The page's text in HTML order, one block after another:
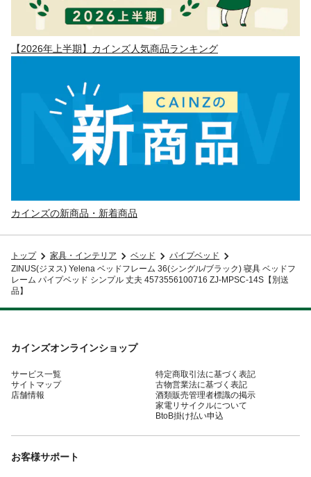
【2026年上半期】カインズ人気商品ランキング
カインズの新商品・新着商品
トップ 家具・インテリア ベッド
パイプベッド
ZINUS(ジヌス) Yelena ベッドフレーム 36(シングル/ブラック) 寝具 ベッドフ
レーム パイプベッド シンプル 丈夫 4573556100716 ZJ-MPSC-14S【別送
品】
カインズオンラインショップ
サービス一覧
サイトマップ
店舗情報
特定商取引法に基づく表記
古物営業法に基づく表記
酒類販売管理者標識の掲示
家電リサイクルについて
BtoB掛け払い申込
お客様サポート